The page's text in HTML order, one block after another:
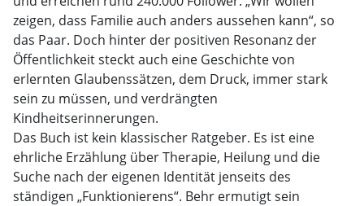
zeigen, dass Familie auch anders aussehen kann“, so
das Paar. Doch hinter der positiven Resonanz der
Öffentlichkeit steckt auch eine Geschichte von
erlernten Glaubenssätzen, dem Druck, immer stark
sein zu müssen, und verdrängten
Kindheitserinnerungen.
Das Buch ist kein klassischer Ratgeber. Es ist eine
ehrliche Erzählung über Therapie, Heilung und die
Suche nach der eigenen Identität jenseits des
ständigen „Funktionierens“. Behr ermutigt sein